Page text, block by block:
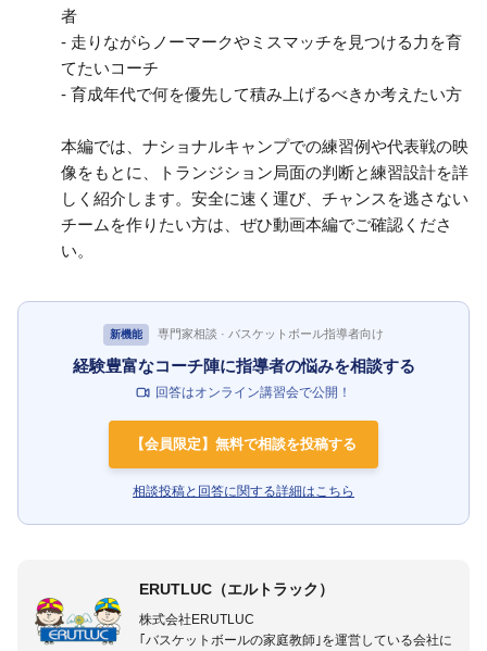
者
- 走りながらノーマークやミスマッチを見つける力を育
てたいコーチ
- 育成年代で何を優先して積み上げるべきか考えたい方
本編では、ナショナルキャンプでの練習例や代表戦の映
像をもとに、トランジション局面の判断と練習設計を詳
しく紹介します。安全に速く運び、チャンスを逃さない
チームを作りたい方は、ぜひ動画本編でご確認くださ
い。
新機能 専門家相談 · バスケットボール指導者向け
経験豊富なコーチ陣に指導者の悩みを相談する
回答はオンライン講習会で公開！
【会員限定】無料で相談を投稿する
相談投稿と回答に関する詳細はこちら
ERUTLUC（エルトラック）
株式会社ERUTLUC
｢バスケットボールの家庭教師｣を運営している会社に